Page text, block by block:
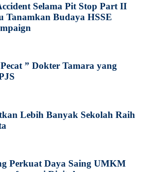
Selama Pit Stop Part II
Tanamkan Budaya HSSE
” Dokter Tamara yang
Lebih Banyak Sekolah Raih
Perkuat Daya Saing UMKM